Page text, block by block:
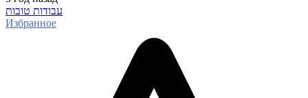
עבודות טובות
Избранное